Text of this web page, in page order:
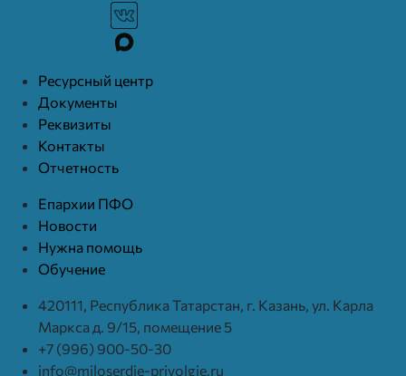
Ресурcный центр
Документы
Реквизиты
Контакты
Отчетность
Епархии ПФО
Новости
Нужна помощь
Обучение
420111, Республика Татарстан, г. Казань, ул. Карла
Маркса д. 9/15, помещение 5
+7 (996) 900-50-30
info@miloserdie-privolgie.ru